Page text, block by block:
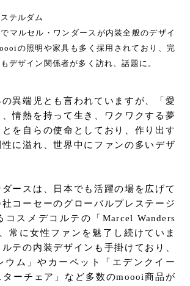
テルダム
マルセル・ワンダースが内装全般のデザイ
の照明や家具も多く採用されており、完
デザイン関係者が多く訪れ、話題に。
異端児とも言われていますが、「愛
情熱を持って生き、ワクワクする夢
を自らの使命としており、作り出す
に溢れ、世界中にファンの多いデザ
ースは、日本でも活躍の場を広げて
コーセーのグローバルプレステージ
コスメデコルテの「Marcel Wanders
常に女性ファンを魅了し続けていま
テの内装デザインも手掛けており、
ウム」やカーペット「エデンクイー
ターチェア」など多数のmoooi商品が